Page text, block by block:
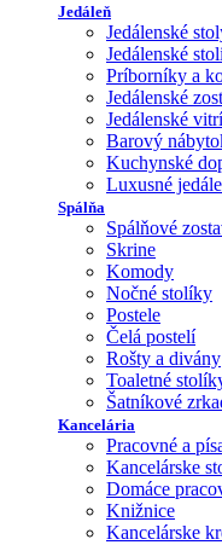
Jedáleň
Jedálenské
Jedálenské
Príborníky a
Jedálenské
Jedálenské
Barový
Kuchynské
Luxusné
Spálňa
Spálňové
Skrine
Komody
Nočné stolíky
Postele
Čelá postelí
Rošty a divány
Toaletné
Šatníkové
Kancelária
Pracovné a
Kancelárske
Domáce
Knižnice
Kancelárske